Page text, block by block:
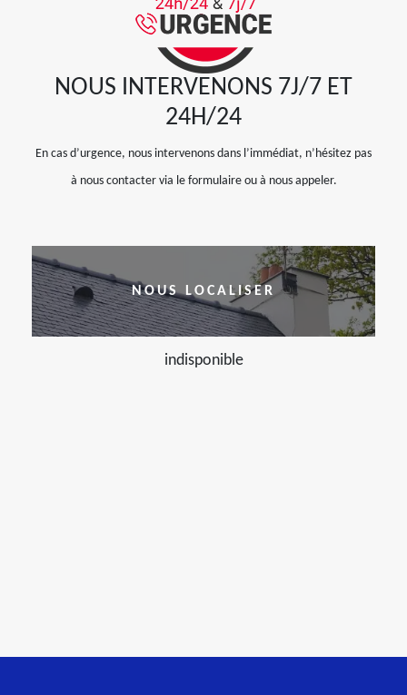
NOUS INTERVENONS 7J/7 ET
24H/24
En cas d’urgence, nous intervenons dans l’immédiat, n’hésitez pas
à nous contacter via le formulaire ou à nous appeler.
NOUS LOCALISER
indisponible